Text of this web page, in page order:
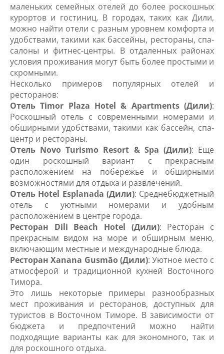
маленьких семейных отелей до более роскошных
курортов и гостиниц. В городах, таких как Дили,
можно найти отели с разным уровнем комфорта и
удобствами, такими как бассейны, рестораны, спа-
салоны и фитнес-центры. В отдаленных районах
условия проживания могут быть более простыми и
скромными.
Несколько примеров популярных отелей и
ресторанов:
Отель Timor Plaza Hotel & Apartments (Дили):
Роскошный отель с современными номерами и
обширными удобствами, такими как бассейн, спа-
центр и рестораны.
Отель Novo Turismo Resort & Spa (Дили): Еще
один роскошный вариант с прекрасным
расположением на побережье и обширными
возможностями для отдыха и развлечений.
Отель Hotel Esplanada (Дили): Среднебюджетный
отель с уютными номерами и удобным
расположением в центре города.
Ресторан Dili Beach Hotel (Дили): Ресторан с
прекрасным видом на море и обширным меню,
включающим местные и международные блюда.
Ресторан Xanana Gusmão (Дили): Уютное место с
атмосферой и традиционной кухней Восточного
Тимора.
Это лишь некоторые примеры разнообразных
мест проживания и ресторанов, доступных для
туристов в Восточном Тиморе. В зависимости от
бюджета и предпочтений можно найти
подходящие варианты как для экономного, так и
для роскошного отдыха.